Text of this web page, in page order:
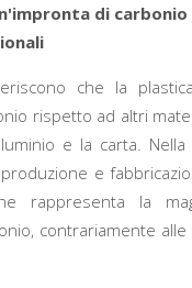
di
che la
rispetto ad altri
e la carta.
e
rappresenta la
contrariamente